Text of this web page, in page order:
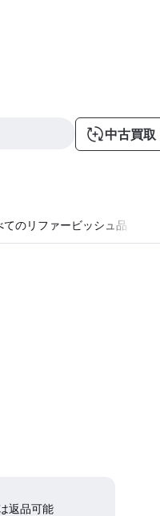
中古買取
てのリファービッシュ品
返品可能